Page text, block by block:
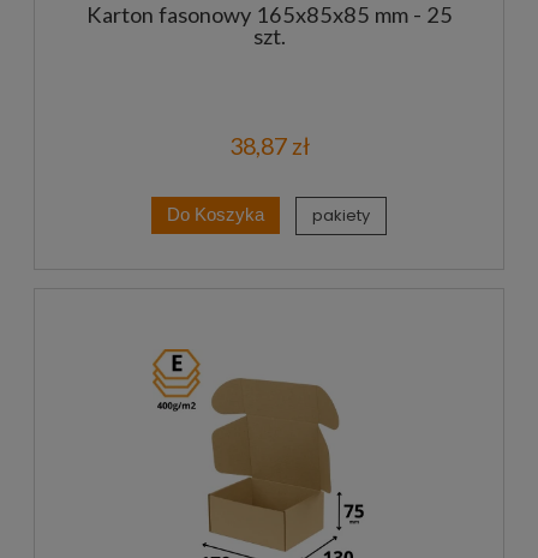
Karton fasonowy 165x85x85 mm - 25
szt.
38,87 zł
Do Koszyka pakiety